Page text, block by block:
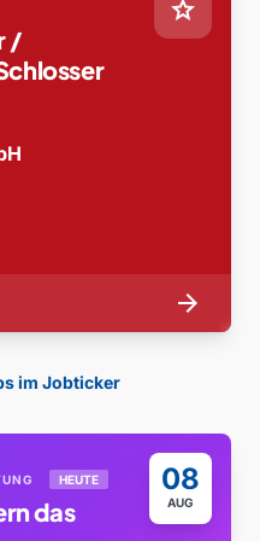
star
/
arrow_forward
im Jobticker
08
AUG
HEUTE
das